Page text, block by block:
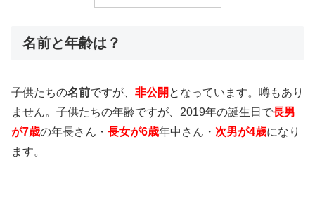
名前と年齢は？
子供たちの名前ですが、 非公開 となっています。噂もあり
ません。子供たちの年齢ですが、2019年の誕生日で長男
が7歳の年長さん・ 長女が6歳年中さん・ 次男が4歳になり
ます。